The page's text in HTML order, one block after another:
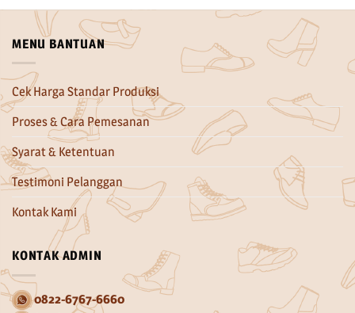
MENU BANTUAN
Cek Harga Standar Produksi
Proses & Cara Pemesanan
Syarat & Ketentuan
Testimoni Pelanggan
Kontak Kami
KONTAK ADMIN
0822-6767-6660